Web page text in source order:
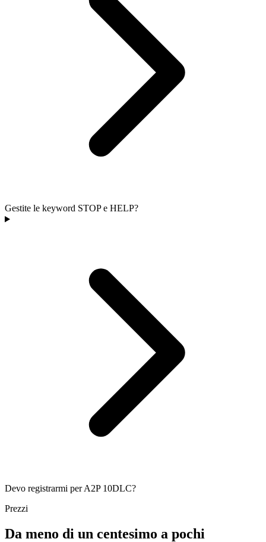
Gestite le keyword STOP e HELP?
Devo registrarmi per A2P 10DLC?
Prezzi
Da meno di un centesimo a pochi